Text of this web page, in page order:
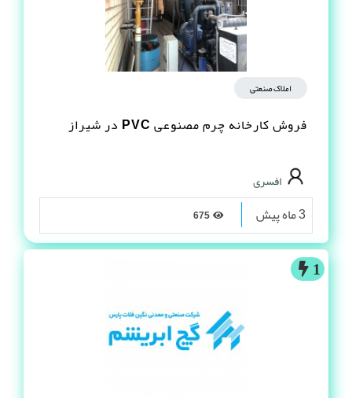
املاک صنعتی
فروش کارخانه چرم مصنوعى PVC در شیراز
افسری
3 ماه پیش
1